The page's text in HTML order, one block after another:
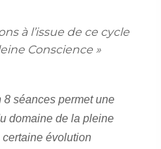
à l’issue de ce cycle
Conscience »
séances permet une
domaine de la pleine
évolution